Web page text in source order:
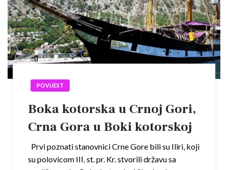
POVIJEST
Boka kotorska u Crnoj Gori,
Crna Gora u Boki kotorskoj
Prvi poznati stanovnici Crne Gore bili su Iliri, koji
su polovicom III. st. pr. Kr. stvorili državu sa